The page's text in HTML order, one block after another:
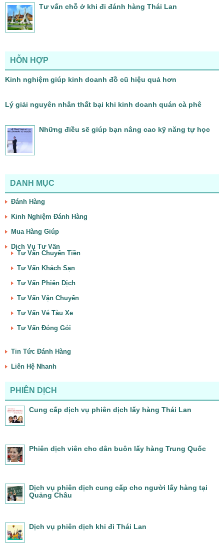
Tư vấn chỗ ở khi đi đánh hàng Thái Lan
HỖN HỢP
Kinh nghiệm giúp kinh doanh đồ cũ hiệu quả hơn
Lý giải nguyên nhân thất bại khi kinh doanh quán cà phê
Những điều sẽ giúp bạn nâng cao kỹ năng tự học
DANH MỤC
Đánh Hàng
Kinh Nghiệm Đánh Hàng
Mua Hàng Giúp
Dịch Vụ Tư Vấn
Tư Vấn Chuyển Tiền
Tư Vấn Khách Sạn
Tư Vấn Phiên Dịch
Tư Vấn Vận Chuyển
Tư Vấn Vé Tàu Xe
Tư Vấn Đóng Gói
Tin Tức Đánh Hàng
Liên Hệ Nhanh
PHIÊN DỊCH
Cung cấp dịch vụ phiên dịch lấy hàng Thái Lan
Phiên dịch viên cho dân buôn lấy hàng Trung Quốc
Dịch vụ phiên dịch cung cấp cho người lấy hàng tại
Quảng Châu
Dịch vụ phiên dịch khi đi Thái Lan